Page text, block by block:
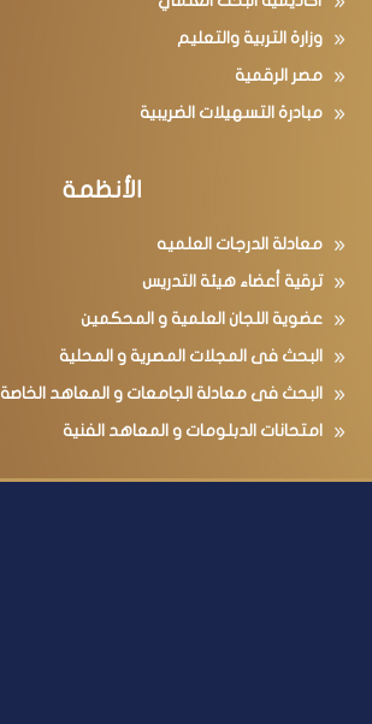
وزارة التربية والتعليم
مصر الرقمية
مبادرة التسهيلات الضريبية
الأنظمة
معادلة الدرجات العلميه
ترقية أعضاء هيئة التدريس
عضوية اللجان العلمية و المحكمين
البحث فى المجلات المصرية و المحلية
البحث فى معادلة الجامعات و المعاهد الخاصة
امتحانات الدبلومات و المعاهد الفنية